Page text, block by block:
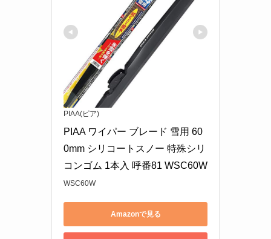
PIAA(ピア)
PIAA ワイパー ブレード 雪用 60
0mm シリコートスノー 特殊シリ
コンゴム 1本入 呼番81 WSC60W
WSC60W
Amazonで見る